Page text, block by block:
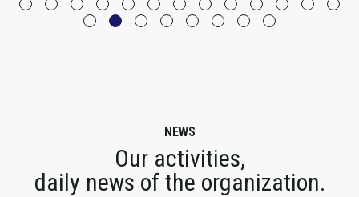
NEWS
Our activities,
daily news of the organization.